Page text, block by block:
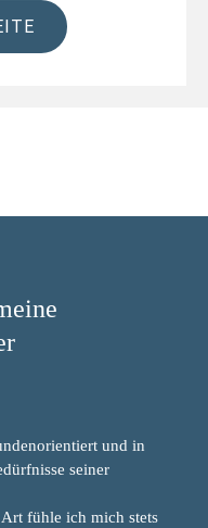
und in
seiner
fühle ich mich stets